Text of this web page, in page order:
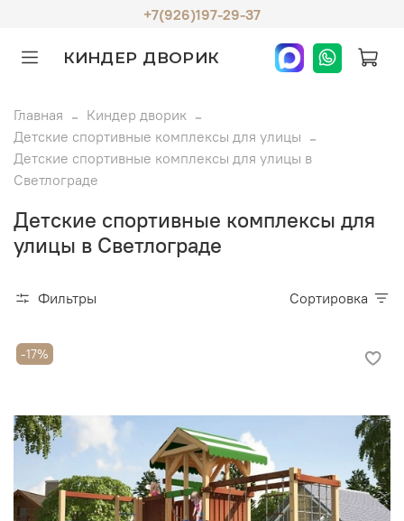
+7(926)197-29-37
КИНДЕР ДВОРИК
Главная
Киндер дворик
Детские спортивные комплексы для улицы
Детские спортивные комплексы для улицы в
Светлограде
Детские спортивные комплексы для
улицы в Светлограде
Фильтры Сортировка
-17%